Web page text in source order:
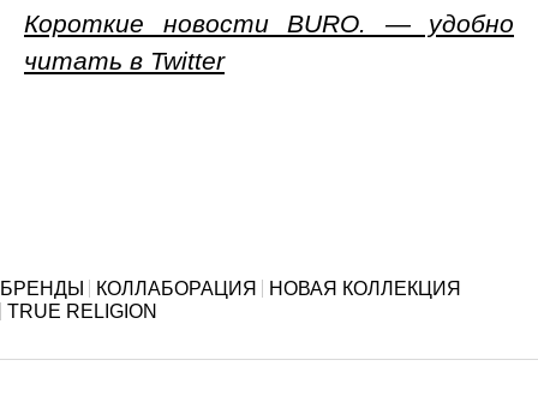
Короткие новости BURO. — удобно
читать в Twitter
БРЕНДЫ КОЛЛАБОРАЦИЯ
НОВАЯ КОЛЛЕКЦИЯ
TRUE RELIGION